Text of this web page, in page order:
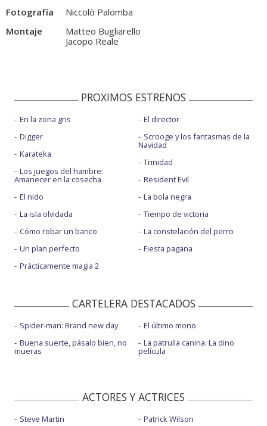
Fotografía
Niccolò Palomba
Montaje
Matteo Bugliarello
Jacopo Reale
PROXIMOS ESTRENOS
En la zona gris
Digger
Karateka
Los juegos del hambre:
Amanecer en la cosecha
El nido
La isla olvidada
Cómo robar un banco
Un plan perfecto
Prácticamente magia 2
El director
Scrooge y los fantasmas de la
Navidad
Trinidad
Resident Evil
La bola negra
Tiempo de victoria
La constelación del perro
Fiesta pagäna
CARTELERA DESTACADOS
Spider-man: Brand new day
Buena suerte, pásalo bien, no
mueras
El último mono
La patrulla canina: La dino
película
ACTORES Y ACTRICES
Steve Martin
Patrick Wilson